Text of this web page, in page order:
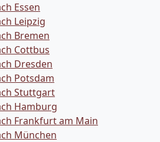
Essen
Leipzig
Bremen
Cottbus
Dresden
Potsdam
Stuttgart
Hamburg
Frankfurt am Main
München